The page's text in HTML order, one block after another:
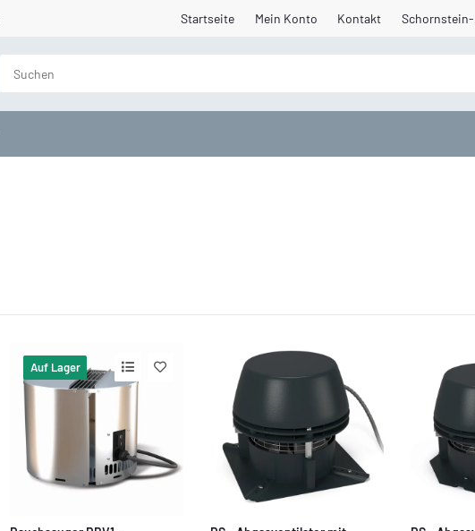
Startseite Mein Konto Kontakt
Auf Lager